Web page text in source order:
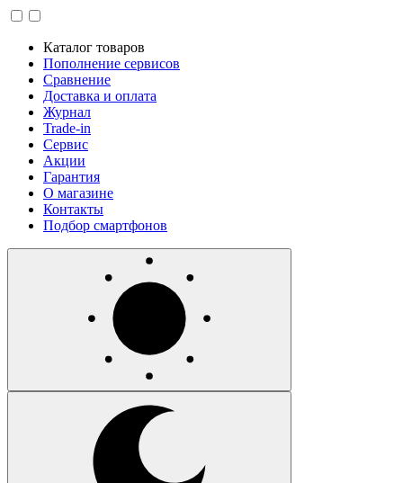
Каталог товаров
Пополнение сервисов
Сравнение
Доставка и оплата
Журнал
Trade-in
Сервис
Акции
Гарантия
О магазине
Контакты
Подбор смартфонов